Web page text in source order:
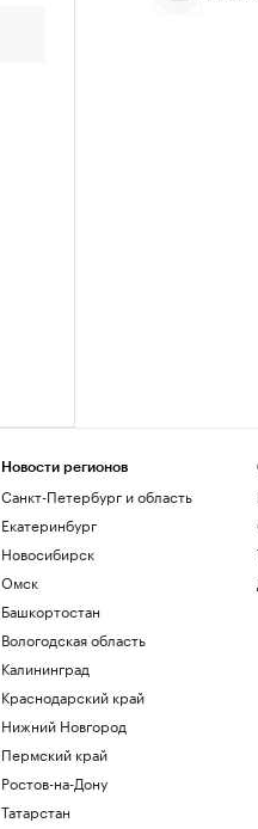
Новости регионов
Санкт-Петербург и область
Екатеринбург
Новосибирск
Омск
Башкортостан
Вологодская область
Калининград
Краснодарский край
Нижний Новгород
Пермский край
Ростов-на-Дону
Татарстан